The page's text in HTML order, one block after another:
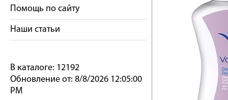
Помощь по сайту
Наши статьи
В каталоге: 12192
Обновление от: 8/8/2026 12:05:00
PM